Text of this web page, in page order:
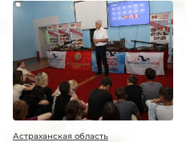
Астраханская область